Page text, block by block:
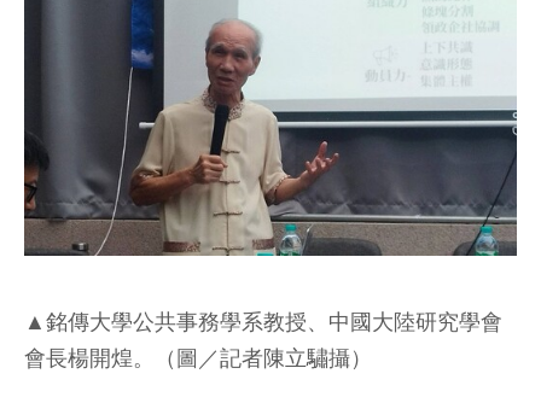
▲銘傳大學公共事務學系教授、中國大陸研究學會
會長楊開煌。（圖／記者陳立驌攝）